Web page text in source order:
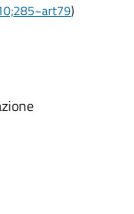
)